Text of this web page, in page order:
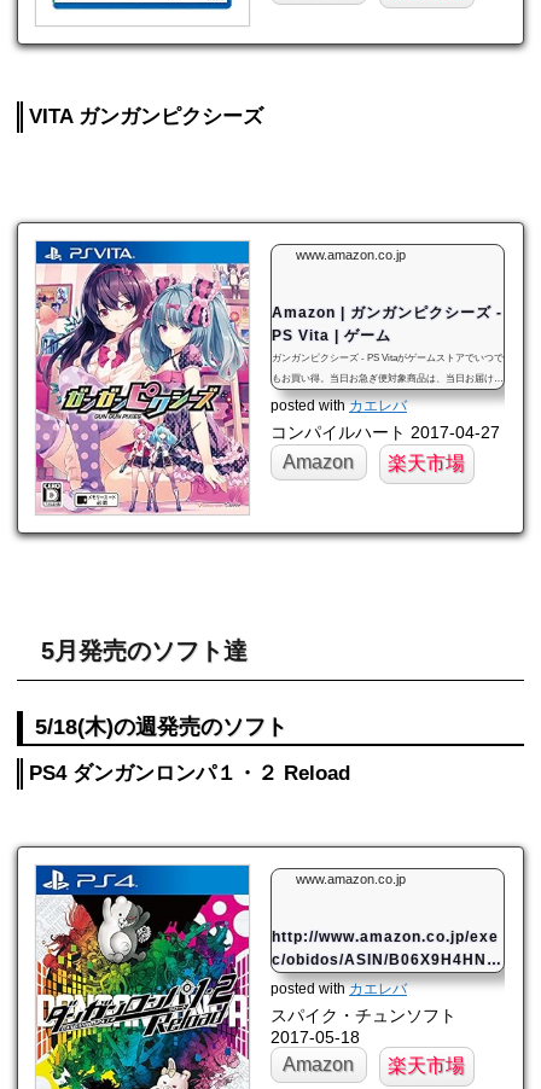
VITA ガンガンピクシーズ
www.amazon.co.jp
Amazon | ガンガンピクシーズ -
PS Vita | ゲーム
ガンガンピクシーズ - PS Vitaがゲームストアでいつで
もお買い得。当日お急ぎ便対象商品は、当日お届け可
能です。オンラインコード版、ダウンロード版はご購
posted withカエレバ
コンパイルハート 2017-04-27
Amazon 楽天市場
5月発売のソフト達
5/18(木)の週発売のソフト
PS4 ダンガンロンパ１・２ Reload
www.amazon.co.jp
http://www.amazon.co.jp/exe
c/obidos/ASIN/B06X9H4HNF/
mahome94-22/
posted withカエレバ
スパイク・チュンソフト
2017-05-18
Amazon 楽天市場